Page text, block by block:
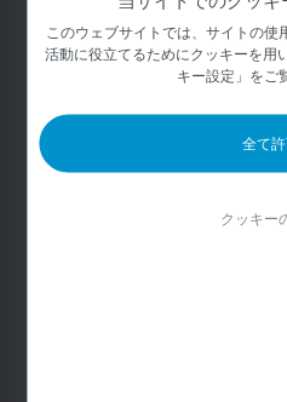
このウェブサイトでは、サイトの
活動に役立てるためにクッキーを用
キー設定」をご
全て
クッキー
ヌシネルセン投与に際し
意として、腰椎穿刺術に
SMAヨーロッパのCEOで
（Nicole Gusset）は次の
ご提供してい
あなたは報道関係者です